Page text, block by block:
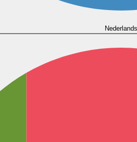
Nederlands